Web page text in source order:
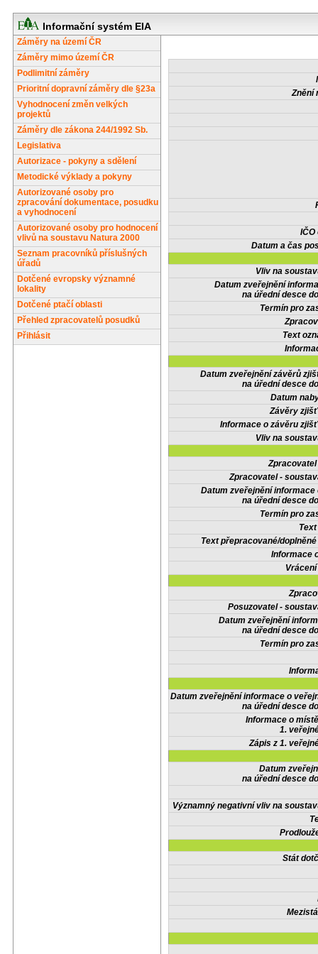
Informační systém EIA
Záměry na území ČR
Záměry mimo území ČR
Podlimitní záměry
Prioritní dopravní záměry dle §23a
Vyhodnocení změn velkých
projektů
Záměry dle zákona 244/1992 Sb.
Legislativa
Autorizace - pokyny a sdělení
Metodické výklady a pokyny
Autorizované osoby pro
zpracování dokumentace, posudku
a vyhodnocení
Autorizované osoby pro hodnocení
vlivů na soustavu Natura 2000
Seznam pracovníků příslušných
úřadů
Dotčené evropsky významné
lokality
Dotčené ptačí oblasti
Přehled zpracovatelů posudků
Přihlásit
Znění
IČO
Datum a čas
Vliv na
Datum zveřejnění
na úřední desce
Termín pro
Text
Datum zveřejnění závěrů
na úřední desce
Datum
Závěry
Informace o závěru
Vliv na
Zpracovatel -
Datum zveřejnění informace
na úřední desce
Termín pro
Text přepracované/
Informace
Posuzovatel -
Datum zveřejnění
na úřední desce
Termín pro
Datum zveřejnění informace o
na úřední desce
Informace o
1.
Zápis z 1.
Datum
na úřední desce
Významný negativní vliv na
Stát